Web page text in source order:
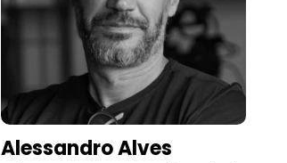
Alessandro Alves